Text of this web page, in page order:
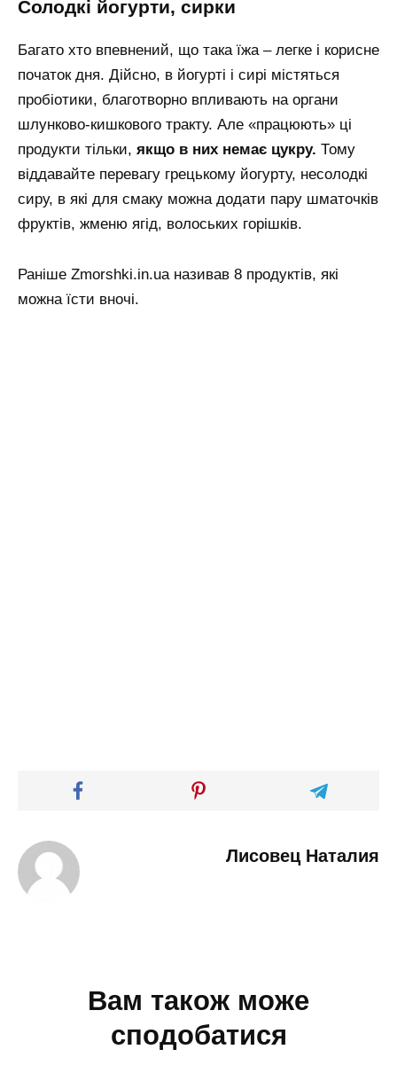
солодкі йогурти, сирки
Багато хто впевнений, що така їжа – легке і корисне
початок дня. Дійсно, в йогурті і сирі містяться
пробіотики, благотворно впливають на органи
шлунково-кишкового тракту. Але «працюють» ці
продукти тільки, якщо в них немає цукру. Тому
віддавайте перевагу грецькому йогурту, несолодкі
сиру, в які для смаку можна додати пару шматочків
фруктів, жменю ягід, волоських горішків.
Раніше Zmorshki.in.ua називав 8 продуктів, які
можна їсти вночі.
Лисовец Наталия
Вам також може
сподобатися